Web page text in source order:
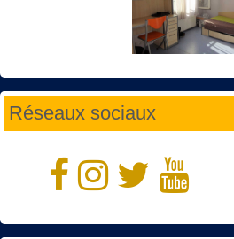
Réseaux sociaux